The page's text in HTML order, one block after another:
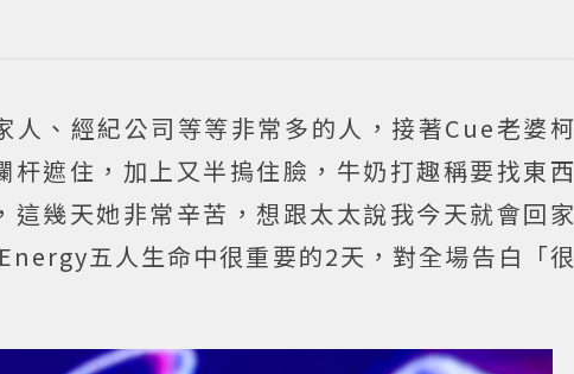
、經紀公司等等非常多的人，接著Cue老婆柯
遮住，加上又半摀住臉，牛奶打趣稱要找東西
幾天她非常辛苦，想跟太太說我今天就會回家
五人生命中很重要的2天，對全場告白「很